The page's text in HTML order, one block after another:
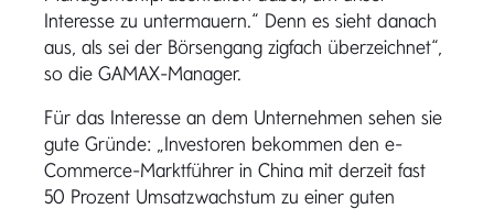
Interesse zu untermauern.“ Denn es sieht danach
aus, als sei der Börsengang zigfach überzeichnet“,
so die GAMAX-Manager.
Für das Interesse an dem Unternehmen sehen sie
gute Gründe: „Investoren bekommen den e-
Commerce-Marktführer in China mit derzeit fast
50 Prozent Umsatzwachstum zu einer guten